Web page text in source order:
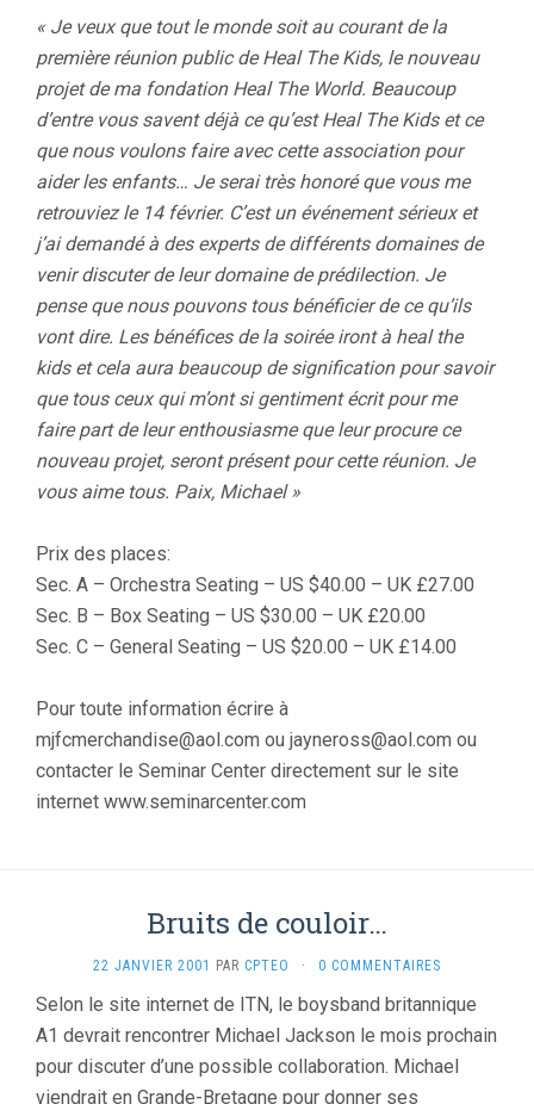
« Je veux que tout le monde soit au courant de la
première réunion public de Heal The Kids, le nouveau
projet de ma fondation Heal The World. Beaucoup
d’entre vous savent déjà ce qu’est Heal The Kids et ce
que nous voulons faire avec cette association pour
aider les enfants… Je serai très honoré que vous me
retrouviez le 14 février. C’est un événement sérieux et
j’ai demandé à des experts de différents domaines de
venir discuter de leur domaine de prédilection. Je
pense que nous pouvons tous bénéficier de ce qu’ils
vont dire. Les bénéfices de la soirée iront à heal the
kids et cela aura beaucoup de signification pour savoir
que tous ceux qui m’ont si gentiment écrit pour me
faire part de leur enthousiasme que leur procure ce
nouveau projet, seront présent pour cette réunion. Je
vous aime tous. Paix, Michael »
Prix des places:
Sec. A – Orchestra Seating – US $40.00 – UK £27.00
Sec. B – Box Seating – US $30.00 – UK £20.00
Sec. C – General Seating – US $20.00 – UK £14.00
Pour toute information écrire à
mjfcmerchandise@aol.com ou jayneross@aol.com ou
contacter le Seminar Center directement sur le site
internet www.seminarcenter.com
Bruits de couloir…
22 JANVIER 2001 PAR CPTEO · 0 COMMENTAIRES
Selon le site internet de ITN, le boysband britannique
A1 devrait rencontrer Michael Jackson le mois prochain
pour discuter d’une possible collaboration. Michael
viendrait en Grande-Bretagne pour donner ses